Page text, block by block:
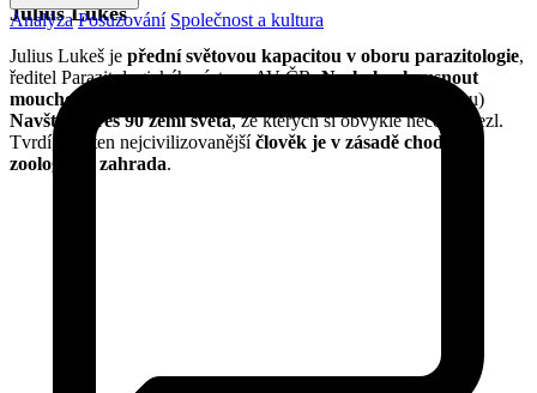
Julius Lukeš
Julius Lukeš je přední světovou kapacitou v oboru parazitologie,
ředitel Parazitologického ústavu AV ČR. Nechal se kousnout
mouchou tse-tse a snědl tasemnici
(údajně v rámci výzkumu)
Navštívil přes 90 zemí světa, ze kterých si obvykle něco přivezl.
Tvrdí, že i ten nejcivilizovanějšíčlověk je v zásadě chodící
zoologická zahrada.
Analýza Posuzování Společnost a kultura